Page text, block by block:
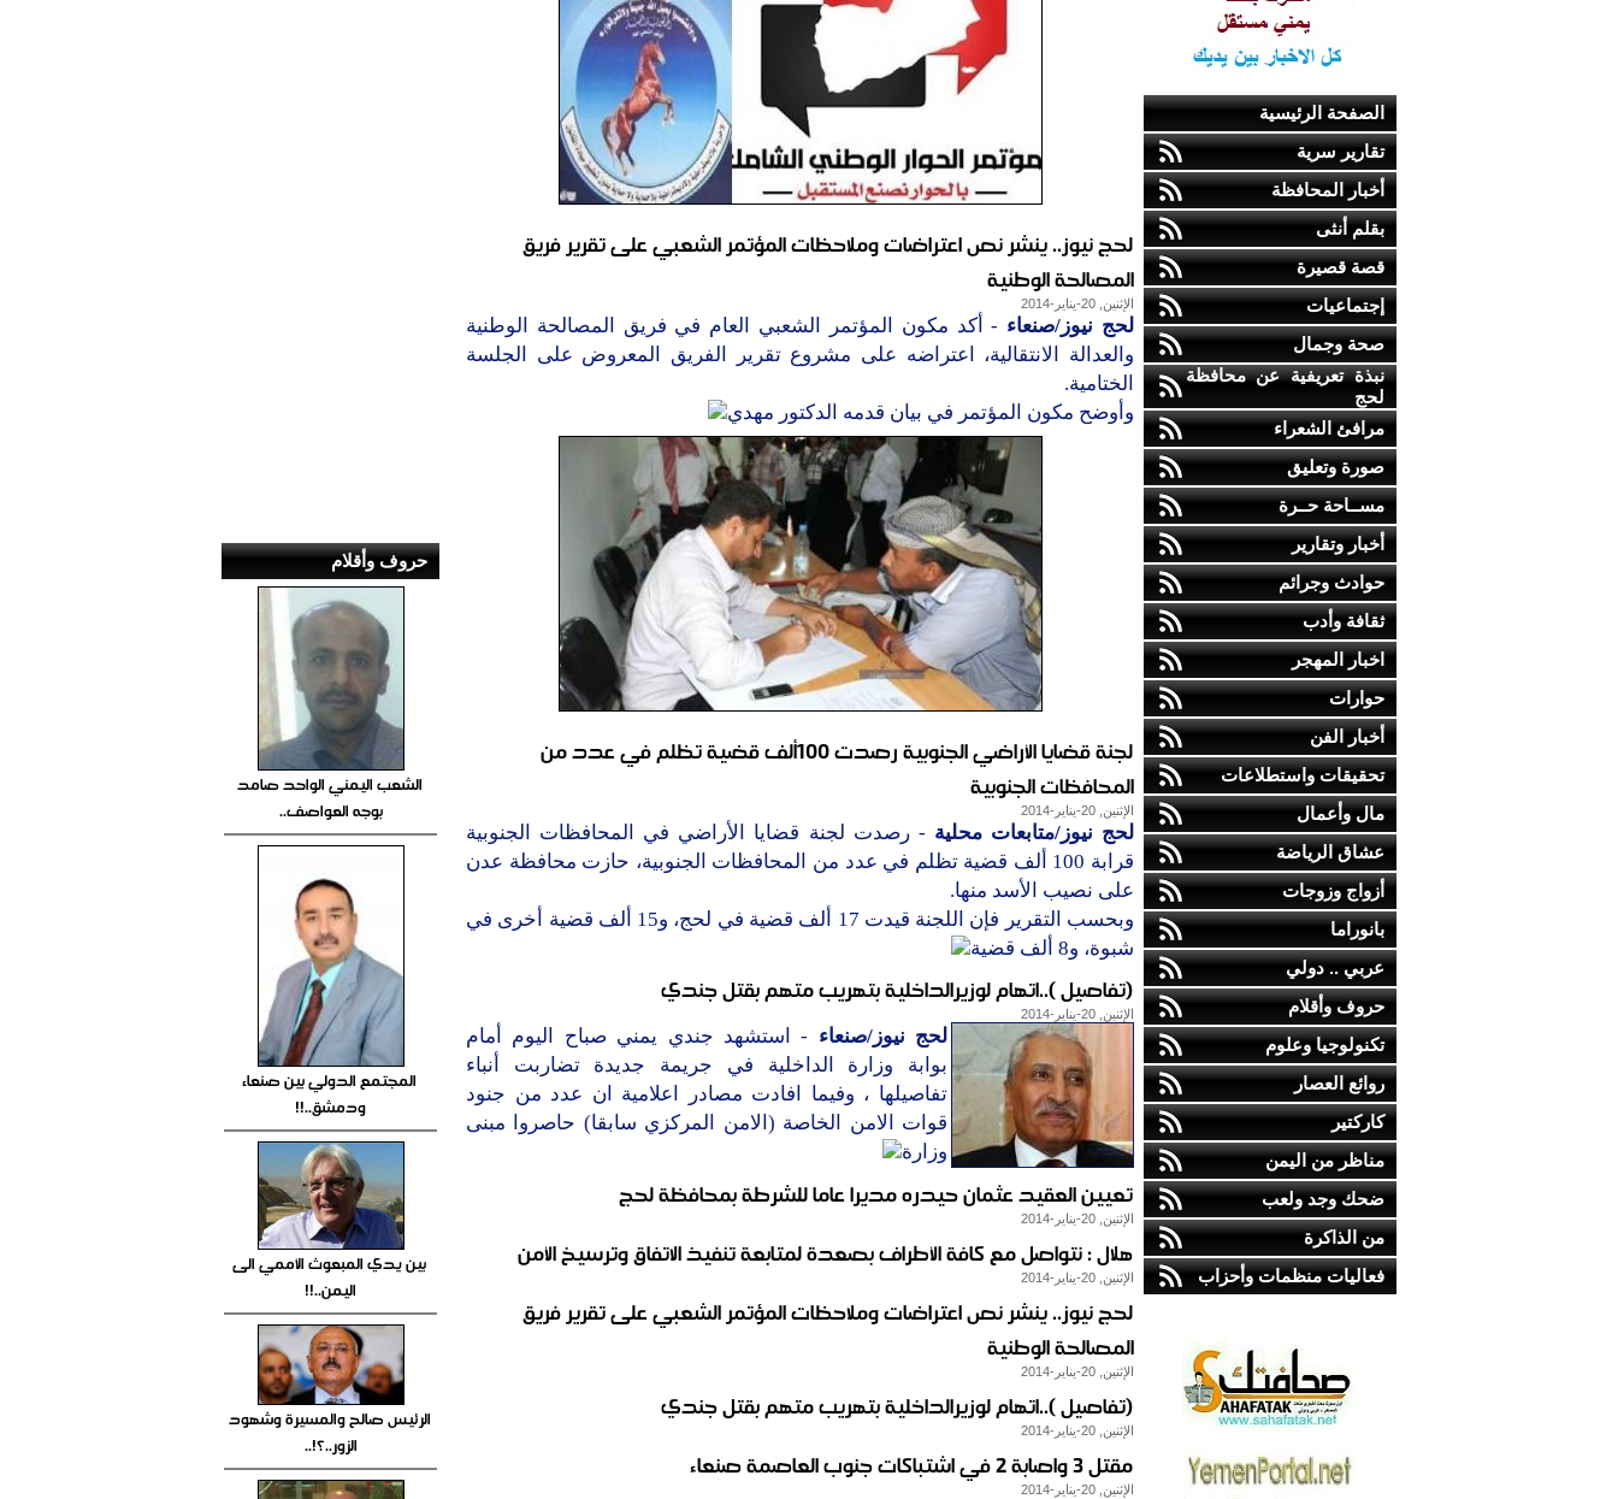
الصفحة الرئيسية
تقارير سرية
أخبار المحافظة
بقلم أنثى
قصة قصيرة
إجتماعيات
صحة وجمال
نبذة تعريفية عن محافظة
لحج
مرافئ الشعراء
صورة وتعليق
مســاحة حــرة
أخبار وتقارير
حوادث وجرائم
ثقافة وأدب
اخبار المهجر
حوارات
أخبار الفن
تحقيقات واستطلاعات
مال وأعمال
عشاق الرياضة
أزواج وزوجات
بانوراما
عربي .. دولي
حروف وأقلام
تكنولوجيا وعلوم
روائع العصار
كاركتير
مناظر من اليمن
ضحك وجد ولعب
من الذاكرة
فعاليات منظمات وأحزاب
لحج نيوز.. ينشر نص اعتراضات وملاحظات المؤتمر الشعبي على تقرير فريق
المصالحة الوطنية
الإثنين, 20-يناير-2014
لحج نيوز/صنعاء - أكد مكون المؤتمر الشعبي العام في فريق المصالحة الوطنية
والعدالة الانتقالية، اعتراضه على مشروع تقرير الفريق المعروض على الجلسة
الختامية.
وأوضح مكون المؤتمر في بيان قدمه الدكتور مهدي
لجنة قضايا الأراضي الجنوبية رصدت 100ألف قضية تظلم في عدد من
المحافظات الجنوبية
الإثنين, 20-يناير-2014
لحج نيوز/متابعات محلية - رصدت لجنة قضايا الأراضي في المحافظات الجنوبية
قرابة 100 ألف قضية تظلم في عدد من المحافظات الجنوبية، حازت محافظة عدن
على نصيب الأسد منها.
وبحسب التقرير فإن اللجنة قيدت 17 ألف قضية في لحج، و15 ألف قضية أخرى في
شبوة، و8 ألف قضية
(تفاصيل )..اتهام لوزيرالداخلية بتهريب متهم بقتل جندي
الإثنين, 20-يناير-2014
لحج نيوز/صنعاء - استشهد جندي يمني صباح اليوم أمام
بوابة وزارة الداخلية في جريمة جديدة تضاربت أنباء
تفاصيلها ، وفيما افادت مصادر اعلامية ان عدد من جنود
قوات الامن الخاصة (الامن المركزي سابقا) حاصروا مبنى
وزارة
تعيين العقيد عثمان حيدره مديرا عاما للشرطة بمحافظة لحج
الإثنين, 20-يناير-2014
هلال : نتواصل مع كافة الأطراف بصعدة لمتابعة تنفيذ الاتفاق وترسيخ الأمن
الإثنين, 20-يناير-2014
لحج نيوز.. ينشر نص اعتراضات وملاحظات المؤتمر الشعبي على تقرير فريق
المصالحة الوطنية
الإثنين, 20-يناير-2014
(تفاصيل )..اتهام لوزيرالداخلية بتهريب متهم بقتل جندي
الإثنين, 20-يناير-2014
مقتل 3 واصابة 2 في اشتباكات جنوب العاصمة صنعاء
الإثنين, 20-يناير-2014
حروف وأقلام
الشعب اليمني الواحد صامد
بوجه العواصف..
المجتمع الدولي بين صنعاء
ودمشق..!!
بين يدي المبعوث الأممي الى
اليمن..!!
الرئيس صالح والمسيرة وشهود
الزور..؟!..